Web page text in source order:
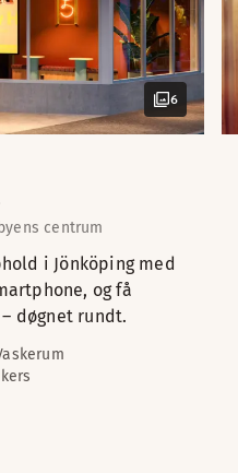
6
centrum
i Jönköping med
og få
døgnet rundt.